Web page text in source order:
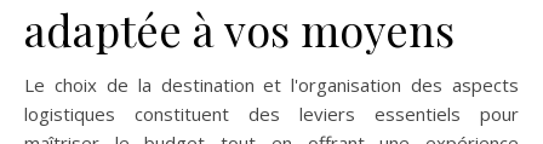
adaptée à vos moyens
Le choix de la destination et l'organisation des aspects
logistiques constituent des leviers essentiels pour